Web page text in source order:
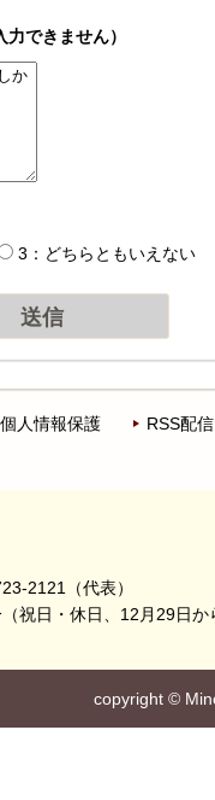
できません）
3：どちらともいえない
個人情報保護
RSS配
2121（代表）
（祝日・休日、12月29日か
copyright ©